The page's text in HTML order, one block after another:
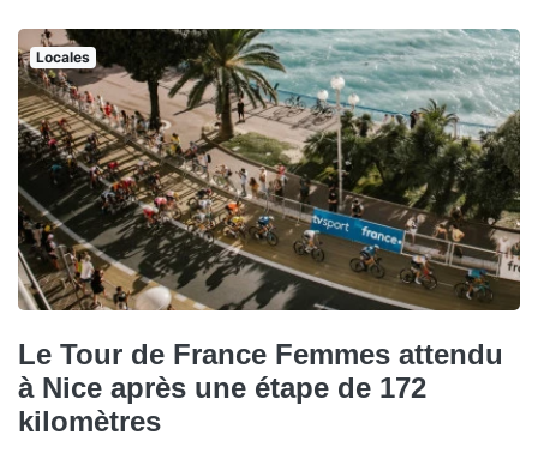
Locales
Le Tour de France Femmes attendu
à Nice après une étape de 172
kilomètres